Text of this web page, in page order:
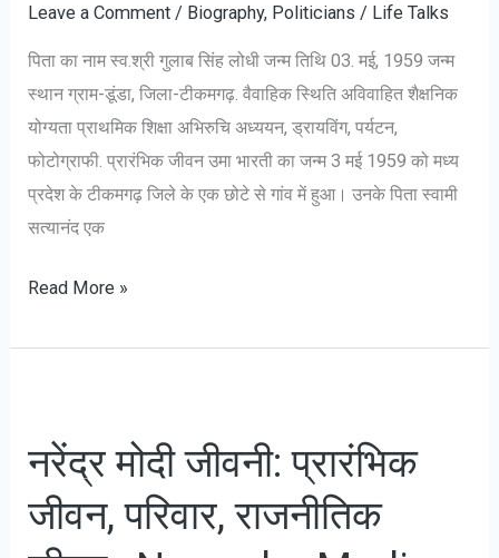
Leave a Comment / Biography, Politicians / Life Talks
पिता का नाम स्‍व.श्री गुलाब सिंह लोधी जन्म तिथि 03. मई, 1959 जन्‍म
स्‍थान ग्राम-डूंडा, जिला-टीकमगढ़. वैवाहिक स्थिति अविवाहित शैक्षनिक
योग्यता प्राथमिक शिक्षा अभिरुचि अध्‍ययन, ड्रायविंग, पर्यटन,
फोटोग्राफी. प्रारंभिक जीवन उमा भारती का जन्म 3 मई 1959 को मध्य
प्रदेश के टीकमगढ़ जिले के एक छोटे से गांव में हुआ। उनके पिता स्वामी
सत्यानंद एक
उमा
जीवन,
योगदान
Uma
Read More »
नरेंद्र मोदी जीवनी: प्रारंभिक
जीवन, परिवार, राजनीतिक